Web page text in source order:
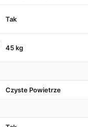
Tak
45 kg
Czyste Powietrze